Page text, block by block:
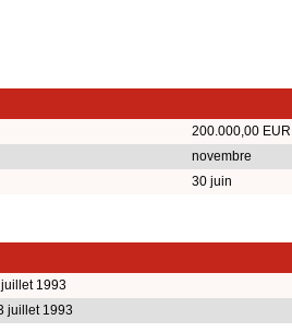
200.000,00 EUR
novembre
30 juin
1993
juillet 1993